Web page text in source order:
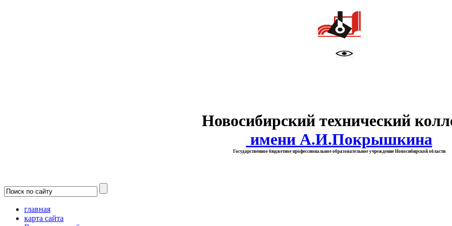
Новосибирский технический
имени А.И.Покрышкина
Государственное бюджетное профессиональное образовательное учреждение Новосибирской области
главная
карта сайта